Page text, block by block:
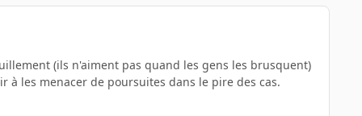
(ils n'aiment pas quand les gens les brusquent)
à les menacer de poursuites dans le pire des cas.